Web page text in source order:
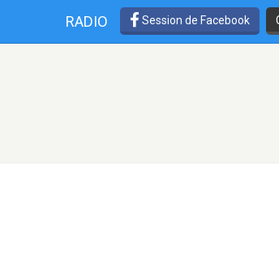
RADIO Session de Facebook